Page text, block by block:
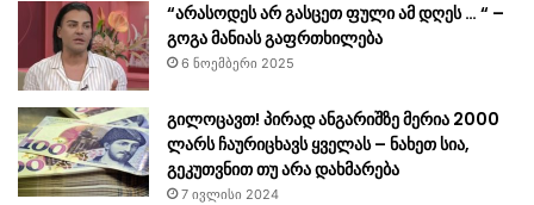
“არასოდეს არ გასცეთ ფული ამ დღეს … “ –
გოგა მანიას გაფრთხილება
6 ნოემბერი 2025
გილოცავთ! პირად ანგარიშზე მერია 2000
ლარს ჩაურიცხავს ყველას – ნახეთ სია,
გეკუთვნით თუ არა დახმარება
7 ივლისი 2024